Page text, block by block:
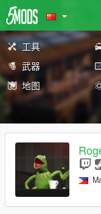
工具
武器
地图